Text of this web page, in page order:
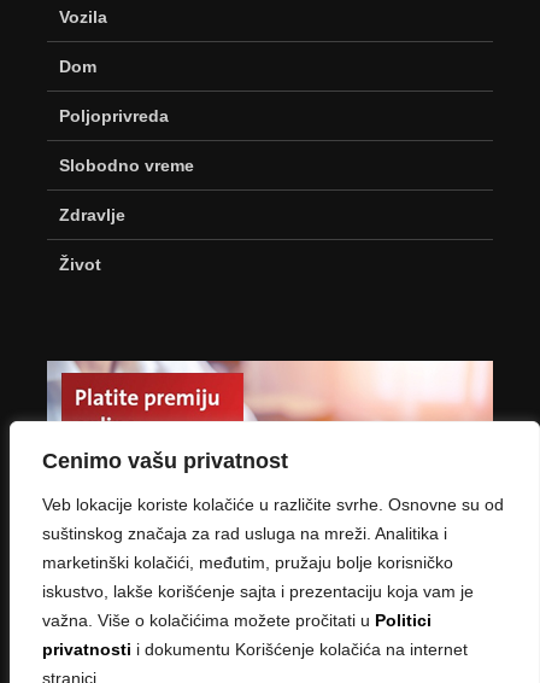
Cenimo vašu privatnost
Veb lokacije koriste kolačiće u različite svrhe. Osnovne su od
suštinskog značaja za rad usluga na mreži. Analitika i
marketinški kolačići, međutim, pružaju bolje korisničko
iskustvo, lakše korišćenje sajta i prezentaciju koja vam je
važna. Više o kolačićima možete pročitati u Politici
privatnosti i dokumentu Korišćenje kolačića na internet
stranici.
Vozila
Dom
Poljoprivreda
Slobodno vreme
Zdravlje
Život